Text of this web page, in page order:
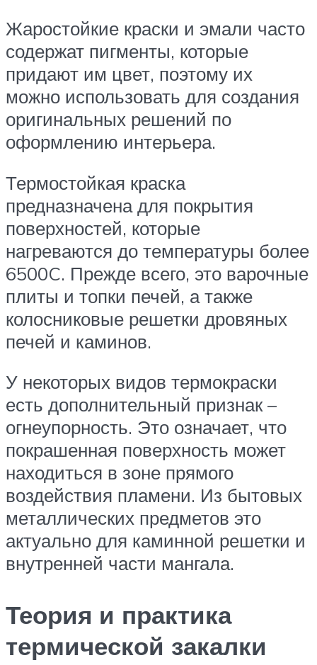
Жаростойкие краски и эмали часто
содержат пигменты, которые
придают им цвет, поэтому их
можно использовать для создания
оригинальных решений по
оформлению интерьера.
Термостойкая краска
предназначена для покрытия
поверхностей, которые
нагреваются до температуры более
6500C. Прежде всего, это варочные
плиты и топки печей, а также
колосниковые решетки дровяных
печей и каминов.
У некоторых видов термокраски
есть дополнительный признак –
огнеупорность. Это означает, что
покрашенная поверхность может
находиться в зоне прямого
воздействия пламени. Из бытовых
металлических предметов это
актуально для каминной решетки и
внутренней части мангала.
Теория и практика
термической закалки